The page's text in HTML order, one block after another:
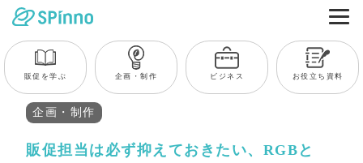
販促を学ぶ 企画・制作 ビジネス お役立ち資料
企画・制作
販促担当は必ず抑えておきたい、RGBと